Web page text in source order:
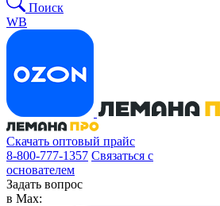
Поиск
WB
Скачать оптовый прайс
8-800-777-1357 Связаться с
основателем
Задать вопрос
в Max: